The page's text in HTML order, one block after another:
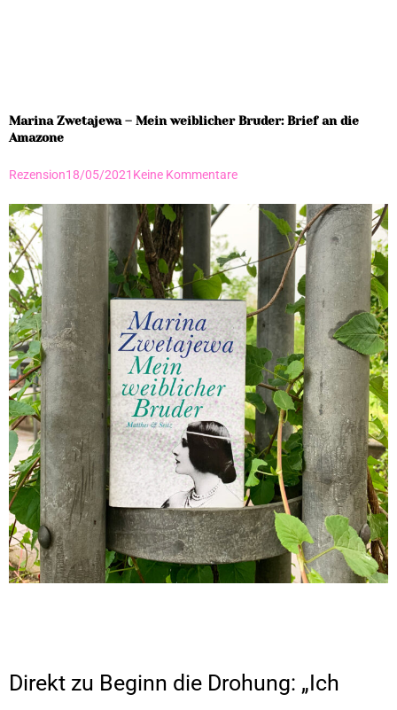
Marina Zwetajewa – Mein weiblicher Bruder: Brief an die
Amazone
Rezension18/05/2021 Keine Kommentare
Direkt zu Beginn die Drohung: „Ich